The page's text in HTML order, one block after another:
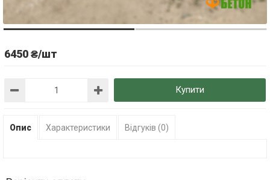
6450 ₴/шт
Купити
Опис Характеристики Відгуків (0)